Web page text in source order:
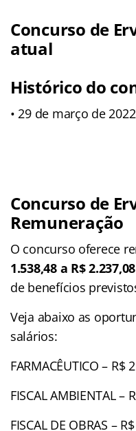
Concurso de
atual
Histórico do
• 29 de março de
Concurso de
Remuneração
O concurso oferece
1.538,48 a R$ 2.237,08
de benefícios
Veja abaixo as
salários:
FARMACÊUTICO – R$
FISCAL AMBIENTAL –
FISCAL DE OBRAS –